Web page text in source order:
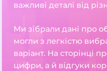
важливі деталі від
Ми зібрали дані про
могли з легкістю
варіант. На сторінці
цифри, а й відгуки